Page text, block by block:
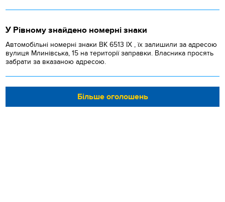
У Рівному знайдено номерні знаки
Автомобільні номерні знаки BK 6513 IX , їх залишили за адресою
вулиця Млинівська, 15 на території заправки. Власника просять
забрати за вказаною адресою.
Більше оголошень